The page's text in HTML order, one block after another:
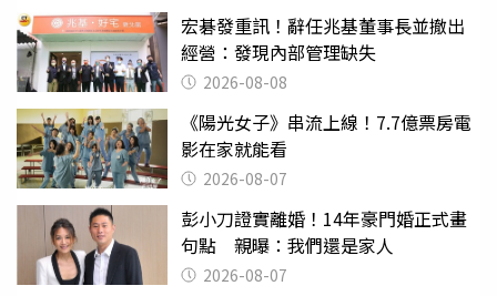
宏碁發重訊！辭任兆基董事長並撤出
經營：發現內部管理缺失
2026-08-08
《陽光女子》串流上線！7.7億票房電
影在家就能看
2026-08-07
彭小刀證實離婚！14年豪門婚正式畫
句點 親曝：我們還是家人
2026-08-07